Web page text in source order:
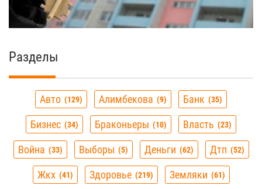
Разделы
Авто 129 Алимбекова 9 Банк 35
Бизнес 34 Браконьеры 10 Власть 23
Война 33 Выборы 5 Деньги 62 Дтп 52
Жкх 41 Здоровье 219 Земляки 61